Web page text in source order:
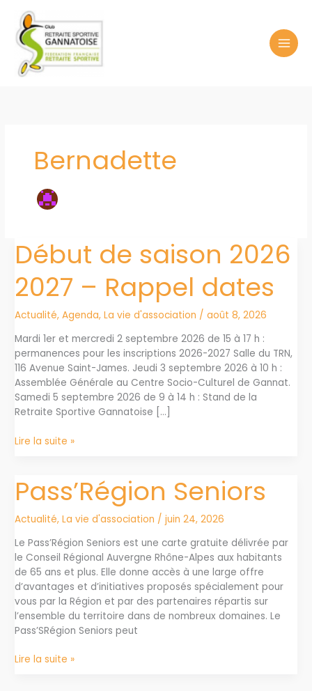
contenu
Bernadette
Début de saison 2026
2027 – Rappel dates
Actualité,Agenda,La vie d'association /août 8, 2026
Mardi 1er et mercredi 2 septembre 2026 de 15 à 17 h :
permanences pour les inscriptions 2026-2027 Salle du TRN,
116 Avenue Saint-James. Jeudi 3 septembre 2026 à 10 h :
Assemblée Générale au Centre Socio-Culturel de Gannat.
Samedi 5 septembre 2026 de 9 à 14 h : Stand de la
Retraite Sportive Gannatoise […]
Début
2026
2027
–
dates
Lire la suite »
Pass’Région Seniors
Actualité,La vie d'association /juin 24, 2026
Le Pass’Région Seniors est une carte gratuite délivrée par
le Conseil Régional Auvergne Rhône-Alpes aux habitants
de 65 ans et plus. Elle donne accès à une large offre
d’avantages et d’initiatives proposés spécialement pour
vous par la Région et par des partenaires répartis sur
l’ensemble du territoire dans de nombreux domaines. Le
Pass’SRégion Seniors peut
Pass’Région
Lire la suite »